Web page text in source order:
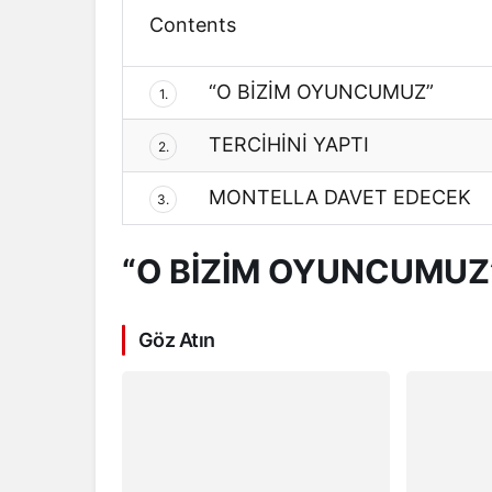
Contents
1. “O BİZİM OYUNCUMUZ”
2. TERCİHİNİ YAPTI
3. MONTELLA DAVET EDECEK
“O BİZİM
Göz Atın